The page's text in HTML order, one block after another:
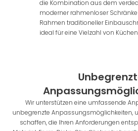
die Kombination aus dem
moderner rahmenloser
Rahmen traditioneller
ideal für eine Vielzahl von
Wir unterstützen eine umfassende
unbegrenzte Anpassungsmöglichkeiten,
schaffen, die Ihren Anforderungen